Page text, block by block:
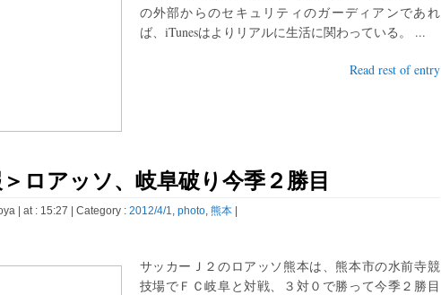
の外部からのセキュリティのガーディアンであれ
ば、iTunesはよりリアルに生活に関わっている。 ...
Read rest of entry
＞ロアッソ、岐阜破り今季２勝目
| at : 15:27 | Category : 2012/4/1, photo, 熊本
サッカーＪ２のロアッソ熊本は、熊本市の水前寺競
技場でＦＣ岐阜と対戦、３対０で勝って今季２勝目